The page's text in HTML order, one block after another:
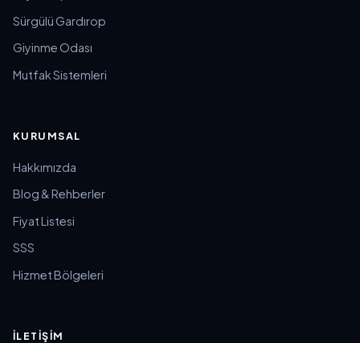
Sürgülü Gardırop
Giyinme Odası
Mutfak Sistemleri
KURUMSAL
Hakkımızda
Blog & Rehberler
Fiyat Listesi
SSS
Hizmet Bölgeleri
İLETIŞIM